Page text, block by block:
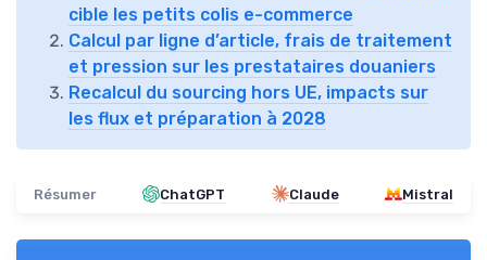
cible les petits colis e-commerce
Calcul par ligne d’article, frais de traitement
et pression sur les prestataires douaniers
Recalcul du sourcing hors UE, impacts sur
les flux et préparation à 2028
Résumer ChatGPT Claude Mistral